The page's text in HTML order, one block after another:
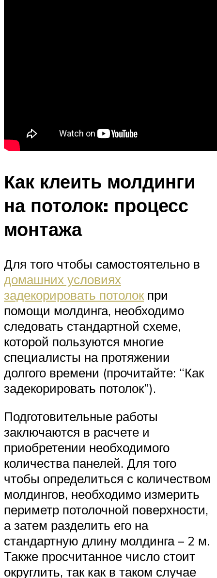
Как клеить молдинги
на потолок: процесс
монтажа
Для того чтобы самостоятельно в
домашних условиях
задекорировать потолокпри
помощи молдинга, необходимо
следовать стандартной схеме,
которой пользуются многие
специалисты на протяжении
долгого времени (прочитайте: “Как
задекорировать потолок”).
Подготовительные работы
заключаются в расчете и
приобретении необходимого
количества панелей. Для того
чтобы определиться с количеством
молдингов, необходимо измерить
периметр потолочной поверхности,
а затем разделить его на
стандартную длину молдинга – 2 м.
Также просчитанное число стоит
округлить, так как в таком случае